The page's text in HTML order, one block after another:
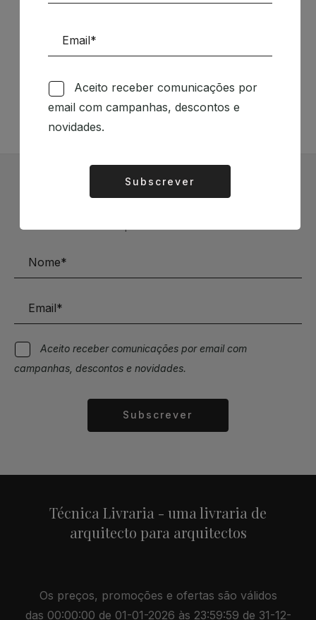
Siga-nos nas Redes Sociais
TÉCNICA LIVRARIA »
Subscrever Newsletter
Aceito receber comunicações por email com
campanhas, descontos e novidades.
Subscrever
Técnica Livraria - uma livraria de
arquitecto para arquitectos
Os preços, promoções e ofertas são válidos
das 00:00:00 de 01-01-2026 às 23:59:59 de 31-12-
Aceito receber comunicações por
email com campanhas, descontos e
novidades.
Subscrever